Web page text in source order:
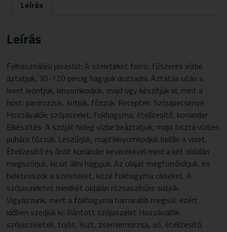
Leírás
Leírás
Felhasználási javaslat: A szeleteket forró, fűszeres vízbe
áztatjuk, 30-120 percig hagyjuk duzzadni. Áztatás után a
levet leöntjük, kinyomkodjuk, majd úgy készítjük el, mint a
húst: panírozzuk, sütjük, főzzük. Receptek: Szójapecsenye
Hozzávalók: szójaszelet, fokhagyma, ételízesítő, koriander
Elkészítés: A szóját hideg vízbe beáztatjuk, majd tiszta vízben
puhára főzzük. Leszűrjük, majd kinyomkodjuk belőle a vizet.
Ételízesítő és őrölt koriander keverékével mind a két oldalán
megszórjuk, kicsit állni hagyjuk. Az olajat megforrósítjuk, és
beletesszük a szeleteket, közé fokhagyma cikkeket. A
szójaszeletet mindkét oldalán rózsaszínűre sütjük.
Vigyázzunk, mert a fokhagyma hamarabb megsül, ezért
időben szedjük ki! Rántott szójaszelet Hozzávalók:
szójaszeletek, tojás, liszt, zsemlemorzsa, só, ételízesítő,